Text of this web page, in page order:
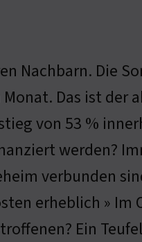
Nachbarn. Die
Das ist der
von 53 %
werden?
verbunden
erheblich » Im
Ein